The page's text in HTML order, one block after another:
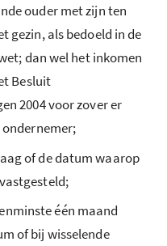
ouder met zijn ten
gezin, als bedoeld in de
dan wel het inkomen
Besluit
2004 voor zover er
of de datum waarop
één maand
of bij wisselende